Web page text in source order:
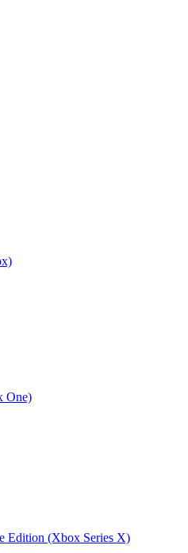
One)
Edition (Xbox Series X)